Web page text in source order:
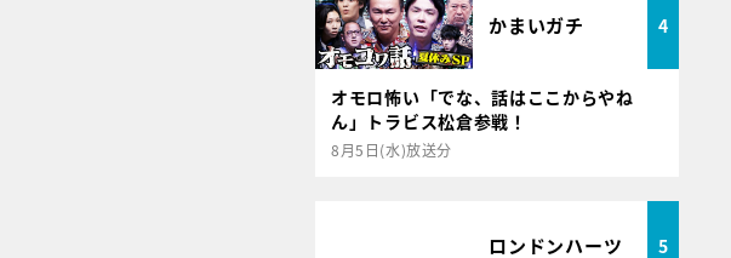
かまいガチ 4
オモロ怖い「でな、話はここからやね
ん」トラビス松倉参戦！
8月5日(水)放送分
ロンドンハーツ 5